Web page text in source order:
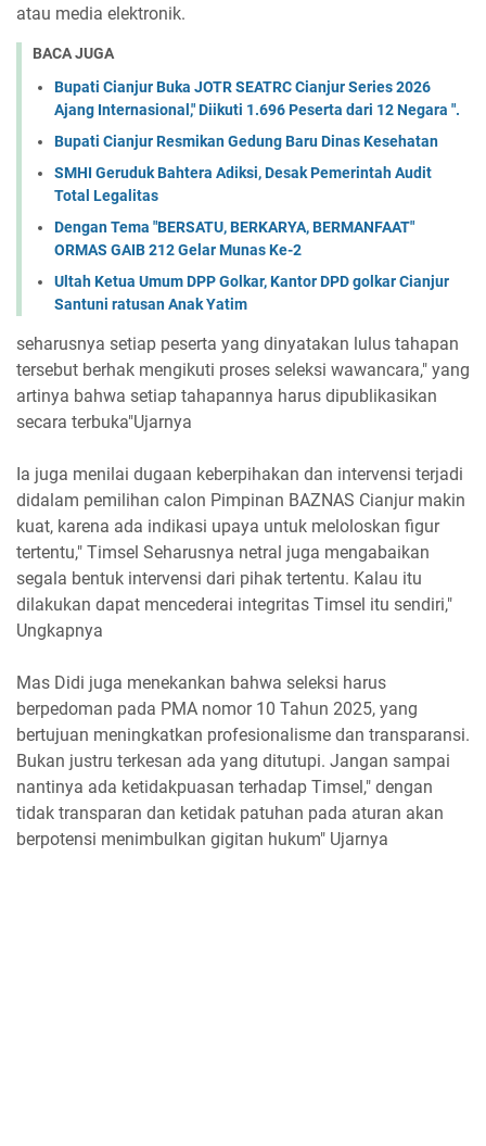
atau media elektronik.
BACA JUGA
Bupati Cianjur Buka JOTR SEATRC Cianjur Series 2026
Ajang Internasional," Diikuti 1.696 Peserta dari 12 Negara ".
Bupati Cianjur Resmikan Gedung Baru Dinas Kesehatan
SMHI Geruduk Bahtera Adiksi, Desak Pemerintah Audit
Total Legalitas
Dengan Tema "BERSATU, BERKARYA, BERMANFAAT"
ORMAS GAIB 212 Gelar Munas Ke-2
Ultah Ketua Umum DPP Golkar, Kantor DPD golkar Cianjur
Santuni ratusan Anak Yatim
seharusnya setiap peserta yang dinyatakan lulus tahapan
tersebut berhak mengikuti proses seleksi wawancara," yang
artinya bahwa setiap tahapannya harus dipublikasikan
secara terbuka"Ujarnya
Ia juga menilai dugaan keberpihakan dan intervensi terjadi
didalam pemilihan calon Pimpinan BAZNAS Cianjur makin
kuat, karena ada indikasi upaya untuk meloloskan figur
tertentu," Timsel Seharusnya netral juga mengabaikan
segala bentuk intervensi dari pihak tertentu. Kalau itu
dilakukan dapat mencederai integritas Timsel itu sendiri,"
Ungkapnya
Mas Didi juga menekankan bahwa seleksi harus
berpedoman pada PMA nomor 10 Tahun 2025, yang
bertujuan meningkatkan profesionalisme dan transparansi.
Bukan justru terkesan ada yang ditutupi. Jangan sampai
nantinya ada ketidakpuasan terhadap Timsel," dengan
tidak transparan dan ketidak patuhan pada aturan akan
berpotensi menimbulkan gigitan hukum" Ujarnya